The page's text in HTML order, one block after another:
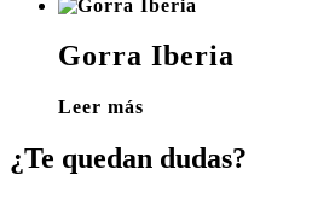
Gorra Iberia
Leer más
¿Te quedan dudas?